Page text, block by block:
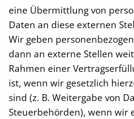
eine Übermittlung von
Daten an diese externen
Wir geben
dann an externe Stellen
Rahmen einer
ist, wenn wir gesetzlich
sind (z. B. Weitergabe von
Steuerbehörden), wenn wir